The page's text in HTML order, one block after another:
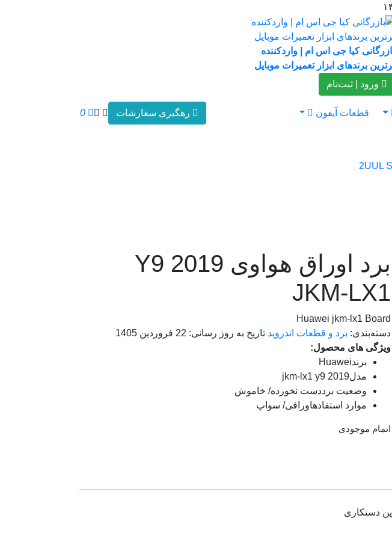
کیا جی اس ام | واردکننده
برندهای ابزار تعمیرات موبایل
قطعات آیفون رهگیری سفارشات 0
برد اوراق هواوی Y9 2019
JKM-LX1
Huawei jkm-lx1 Board
دسته‌بندی: برد و قطعات اندروید تاریخ به روز رسانی: 22 فروردین 1405
ویژگی های محصول:
برندHuawei
مدلjkm-lx1 y9 2019
وضعیت برددست نخورده/ خاموش
موارد استفادهاوراقی/ سواپ
اتمام موجودی
دستکاری